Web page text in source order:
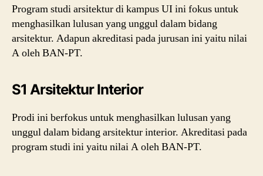
Program studi arsitektur di kampus UI ini fokus untuk
menghasilkan lulusan yang unggul dalam bidang
arsitektur. Adapun akreditasi pada jurusan ini yaitu nilai
A oleh BAN-PT.
S1 Arsitektur Interior
Prodi ini berfokus untuk menghasilkan lulusan yang
unggul dalam bidang arsitektur interior. Akreditasi pada
program studi ini yaitu nilai A oleh BAN-PT.